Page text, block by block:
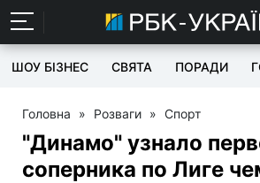
ШОУ БІЗНЕС СВЯТА ПОРАДИ
Головна » Розваги » Спорт
"Динамо" узнало
соперника по Лиге